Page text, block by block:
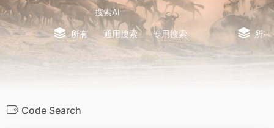
搜索AI
所有 通用搜索 专用搜索 所有
Code Search